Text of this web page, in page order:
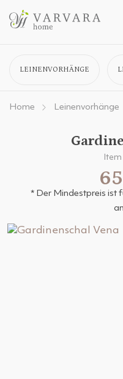
LEINENVORHÄNGE
Home Leinenvorhänge
* Der Mindestpreis ist